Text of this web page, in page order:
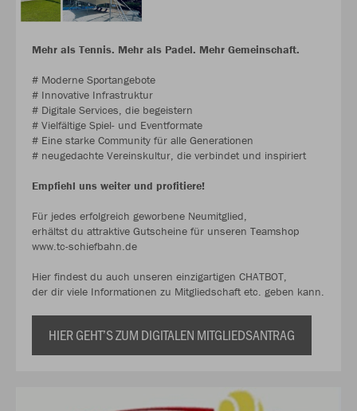
Mehr als Tennis. Mehr als Padel. Mehr Gemeinschaft.
# Moderne Sportangebote
# Innovative Infrastruktur
# Digitale Services, die begeistern
# Vielfältige Spiel- und Eventformate
# Eine starke Community für alle Generationen
# neugedachte Vereinskultur, die verbindet und inspiriert
Empfiehl uns weiter und profitiere!
Für jedes erfolgreich geworbene Neumitglied,
erhältst du attraktive Gutscheine für unseren Teamshop
www.tc-schiefbahn.de
Hier findest du auch unseren einzigartigen CHATBOT,
der dir viele Informationen zu Mitgliedschaft etc. geben kann.
HIER GEHT’S ZUM DIGITALEN MITGLIEDSANTRAG